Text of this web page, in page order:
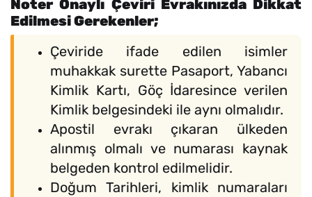
Noter Onaylı Çeviri Evrakınızda Dikkat
Edilmesi Gerekenler;
Çeviride ifade edilen isimler
muhakkak surette Pasaport, Yabancı
Kimlik Kartı, Göç İdaresince verilen
Kimlik belgesindeki ile aynı olmalıdır.
Apostil evrakı çıkaran ülkeden
alınmış olmalı ve numarası kaynak
belgeden kontrol edilmelidir.
Doğum Tarihleri, kimlik numaraları